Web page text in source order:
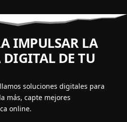
IMPULSAR LA
DIGITAL DE TU
soluciones digitales para
más, capte mejores
online.